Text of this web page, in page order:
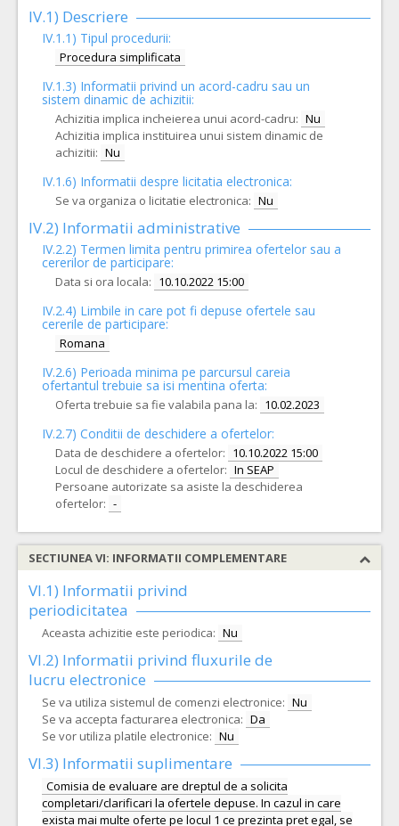
IV.1) Descriere
IV.1.1) Tipul procedurii:
Procedura simplificata
IV.1.3) Informatii privind un acord-cadru sau un
sistem dinamic de achizitii:
Achizitia implica incheierea unui acord-cadru: Nu
Achizitia implica instituirea unui sistem dinamic de
achizitii: Nu
IV.1.6) Informatii despre licitatia electronica:
Se va organiza o licitatie electronica: Nu
IV.2) Informatii administrative
IV.2.2) Termen limita pentru primirea ofertelor sau a
cererilor de participare:
Data si ora locala: 10.10.2022 15:00
IV.2.4) Limbile in care pot fi depuse ofertele sau
cererile de participare:
Romana
IV.2.6) Perioada minima pe parcursul careia
ofertantul trebuie sa isi mentina oferta:
Oferta trebuie sa fie valabila pana la: 10.02.2023
IV.2.7) Conditii de deschidere a ofertelor:
Data de deschidere a ofertelor: 10.10.2022 15:00
Locul de deschidere a ofertelor: In SEAP
Persoane autorizate sa asiste la deschiderea
ofertelor: -
SECTIUNEA VI: INFORMATII COMPLEMENTARE
VI.1) Informatii privind
periodicitatea
Aceasta achizitie este periodica: Nu
VI.2) Informatii privind fluxurile de
lucru electronice
Se va utiliza sistemul de comenzi electronice: Nu
Se va accepta facturarea electronica: Da
Se vor utiliza platile electronice: Nu
VI.3) Informatii suplimentare
Comisia de evaluare are dreptul de a solicita
completari/clarificari la ofertele depuse. In cazul in care
exista mai multe oferte pe locul 1 ce prezinta pret egal, se